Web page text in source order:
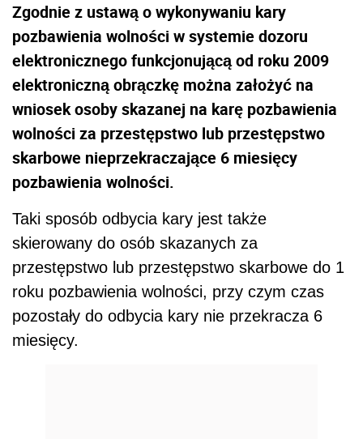
Zgodnie z ustawą o wykonywaniu kary
pozbawienia wolności w systemie dozoru
elektronicznego funkcjonującą od roku 2009
elektroniczną obrączkę można założyć na
wniosek osoby skazanej na karę pozbawienia
wolności za przestępstwo lub przestępstwo
skarbowe nieprzekraczające 6 miesięcy
pozbawienia wolności.
Taki sposób odbycia kary jest także
skierowany do osób skazanych za
przestępstwo lub przestępstwo skarbowe do 1
roku pozbawienia wolności, przy czym czas
pozostały do odbycia kary nie przekracza 6
miesięcy.